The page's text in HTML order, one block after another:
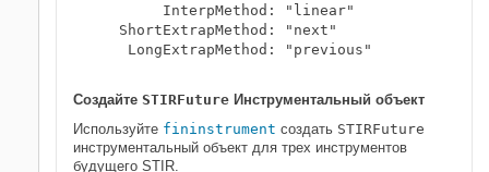
         InterpMethod: "linear"
    ShortExtrapMethod: "next"
     LongExtrapMethod: "previous"
Создайте STIRFuture Инструментальный объект
Используйте fininstrument создать STIRFuture
инструментальный объект для трех инструментов
будущего STIR.